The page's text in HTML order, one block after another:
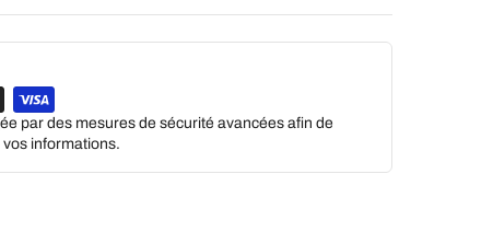
par des mesures de sécurité avancées afin de
informations.